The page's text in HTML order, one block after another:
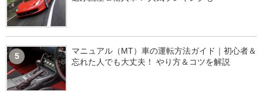
5
マニュアル（MT）車の運転方法ガイド｜初心者＆
忘れた人でも大丈夫！ やり方＆コツを解説